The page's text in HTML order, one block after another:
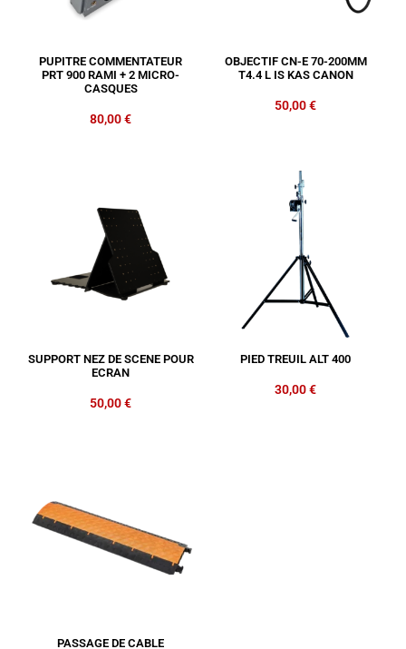
PUPITRE COMMENTATEUR
PRT 900 RAMI + 2 MICRO-
CASQUES
80,00€
OBJECTIF CN-E 70-200MM
T4.4 L IS KAS CANON
50,00€
SUPPORT NEZ DE SCENE POUR
ECRAN
50,00€
PIED TREUIL ALT 400
30,00€
PASSAGE DE CABLE